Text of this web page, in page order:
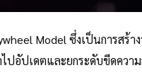
Model ซึ่งเป็นการสร้
ปอัปเดตและยกระดับขีดค